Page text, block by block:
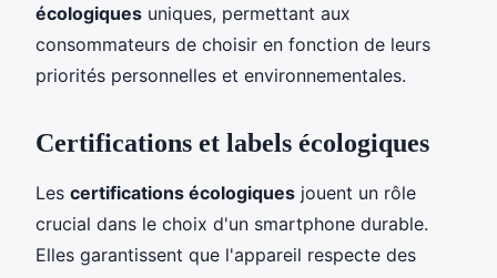
écologiques uniques, permettant aux
consommateurs de choisir en fonction de leurs
priorités personnelles et environnementales.
Certifications et labels écologiques
Les certifications écologiques jouent un rôle
crucial dans le choix d'un smartphone durable.
Elles garantissent que l'appareil respecte des